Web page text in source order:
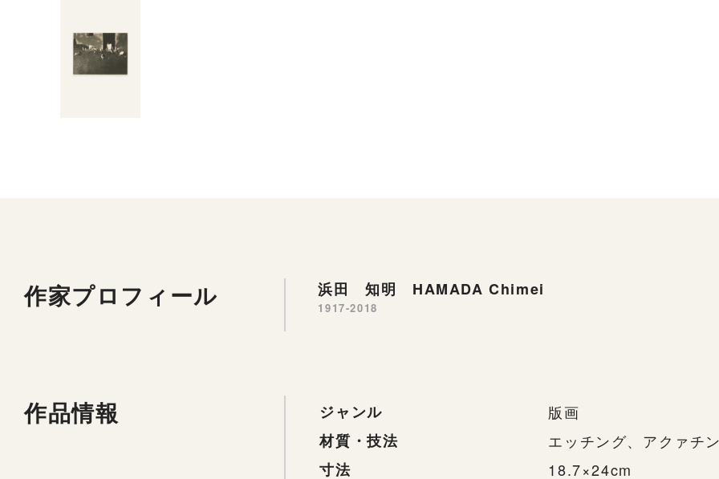
作家プロフィール 浜田 知明 HAMADA Chimei
1917-2018
作品情報 ジャンル
版画
材質・技法
エッチング、アクァチ
寸法
18.7×24cm